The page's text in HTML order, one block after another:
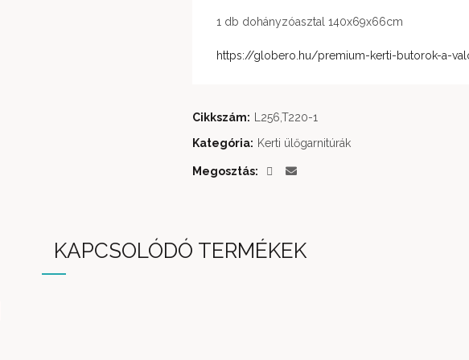
1 db dohányzóasztal 140x69x66cm
https://globero.hu/premium-kerti-butorok-a-
Cikkszám:
L256,T220-1
Kategória: Kerti ülőgarnitúrák
Megosztás
KAPCSOLÓDÓ TERMÉKEK